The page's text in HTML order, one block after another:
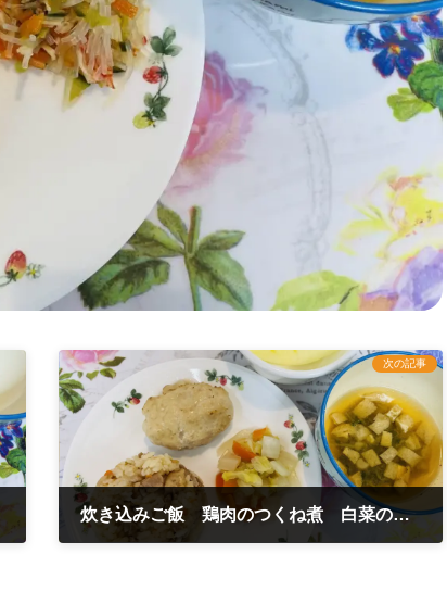
次の記事
炊き込みご飯 鶏肉のつくね煮 白菜の煮浸し 11月16日